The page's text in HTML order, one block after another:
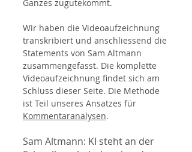
Ganzes zugutekommt.
Wir haben die Videoaufzeichnung
transkribiert und anschliessend die
Statements von Sam Altmann
zusammengefasst. Die komplette
Videoaufzeichnung findet sich am
Schluss dieser Seite. Die Methode
ist Teil unseres Ansatzes für
Kommentaranalysen.
Sam Altmann: KI steht an der